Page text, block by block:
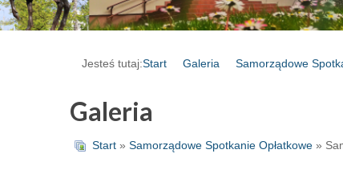
Jesteś tutaj:Start Galeria Samorządowe
Galeria
Start » Samorządowe Spotkanie Opłatkowe »